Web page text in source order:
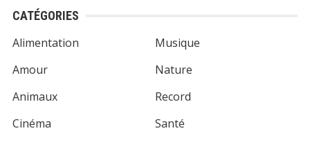
CATÉGORIES
Alimentation
Amour
Animaux
Cinéma
Musique
Nature
Record
Santé